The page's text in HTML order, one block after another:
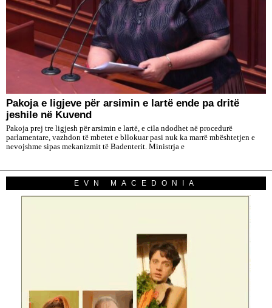
Pakoja e ligjeve për arsimin e lartë ende pa dritë
jeshile në Kuvend
Pakoja prej tre ligjesh për arsimin e lartë, e cila ndodhet në procedurë
parlamentare, vazhdon të mbetet e bllokuar pasi nuk ka marrë mbështetjen e
nevojshme sipas mekanizmit të Badenterit. Ministrja e
EVN MACEDONIA